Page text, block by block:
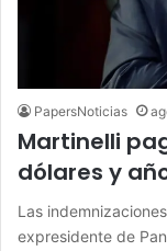
PapersNoticias
Martinelli
dólares y
Las
expresidente de